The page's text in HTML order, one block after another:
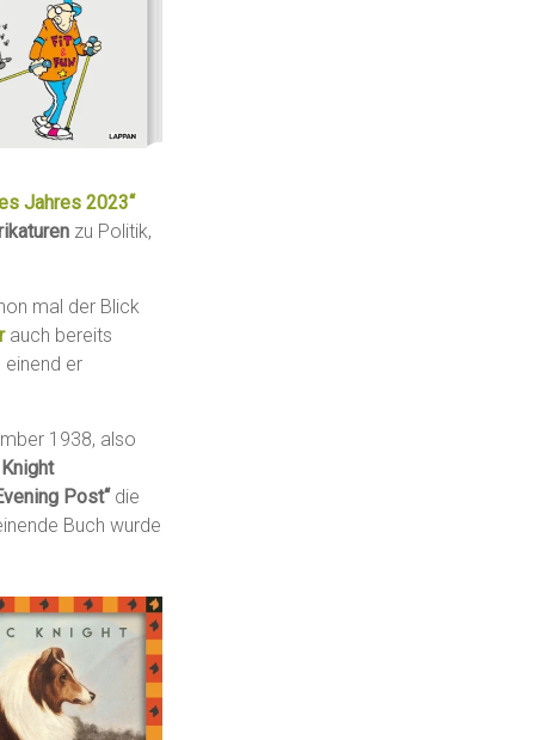
Jahres 2023“
zu Politik,
mal der Blick
auch bereits
einend er
1938, also
Post“ die
Buch wurde